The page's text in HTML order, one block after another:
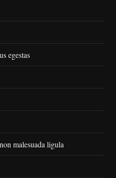
egestas
malesuada ligula